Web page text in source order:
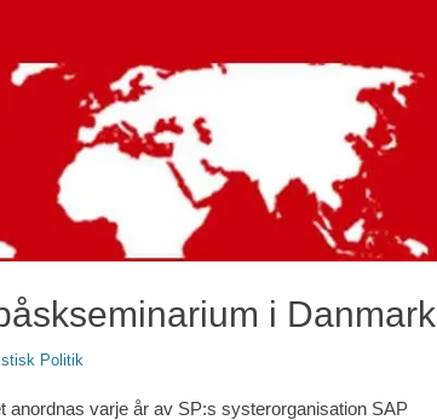
i Danmark
Politik
anordnas varje år av SP:s systerorganisation SAP